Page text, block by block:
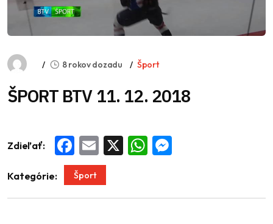
8 rokov dozadu Šport
ŠPORT BTV 11. 12. 2018
Zdieľať: Facebook
Email WhatsApp
Kategórie: Šport